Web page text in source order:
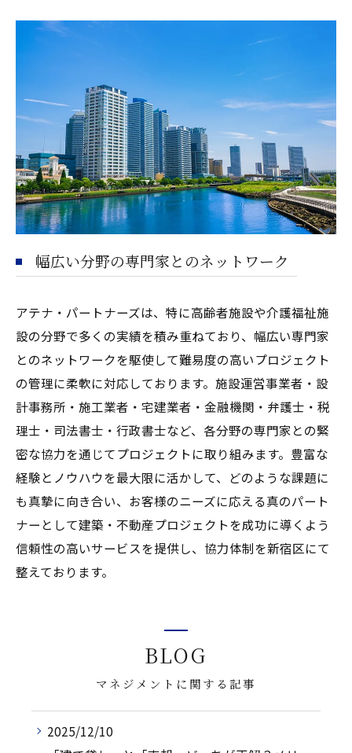
幅広い分野の専門家とのネットワーク
アテナ・パートナーズは、特に高齢者施設や介護福祉施
設の分野で多くの実績を積み重ねており、幅広い専門家
とのネットワークを駆使して難易度の高いプロジェクト
の管理に柔軟に対応しております。施設運営事業者・設
計事務所・施工業者・宅建業者・金融機関・弁護士・税
理士・司法書士・行政書士など、各分野の専門家との緊
密な協力を通じてプロジェクトに取り組みます。豊富な
経験とノウハウを最大限に活かして、どのような課題に
も真摯に向き合い、お客様のニーズに応える真のパート
ナーとして建築・不動産プロジェクトを成功に導くよう
信頼性の高いサービスを提供し、協力体制を新宿区にて
整えております。
BLOG
マネジメントに関する記事
2025/12/10